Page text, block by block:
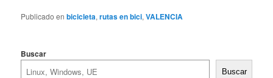
Publicado en bicicleta,rutas en bici,VALENCIA
Buscar
Buscar